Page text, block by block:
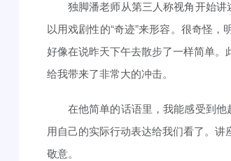
独脚潘老师从第三人称视角开始
以用戏剧性的“奇迹”来形容。很奇怪
好像在说昨天下午去散步了一样简单
给我带来了非常大的冲击。
在他简单的话语里，我能感受到
用自己的实际行动表达给我们看了。
敬意。